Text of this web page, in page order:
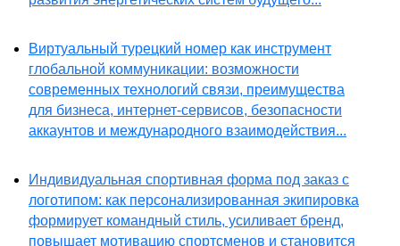
Виртуальный турецкий номер как инструмент
глобальной коммуникации: возможности
современных технологий связи, преимущества
для бизнеса, интернет-сервисов, безопасности
аккаунтов и международного взаимодействия...
Индивидуальная спортивная форма под заказ с
логотипом: как персонализированная экипировка
формирует командный стиль, усиливает бренд,
повышает мотивацию спортсменов и становится